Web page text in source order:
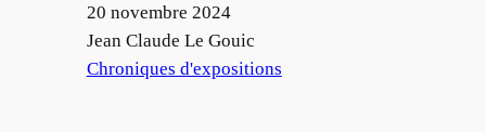
Date
20 novembre 2024
Auteur
Jean Claude Le Gouic
Par rapport à
Chroniques d'expositions